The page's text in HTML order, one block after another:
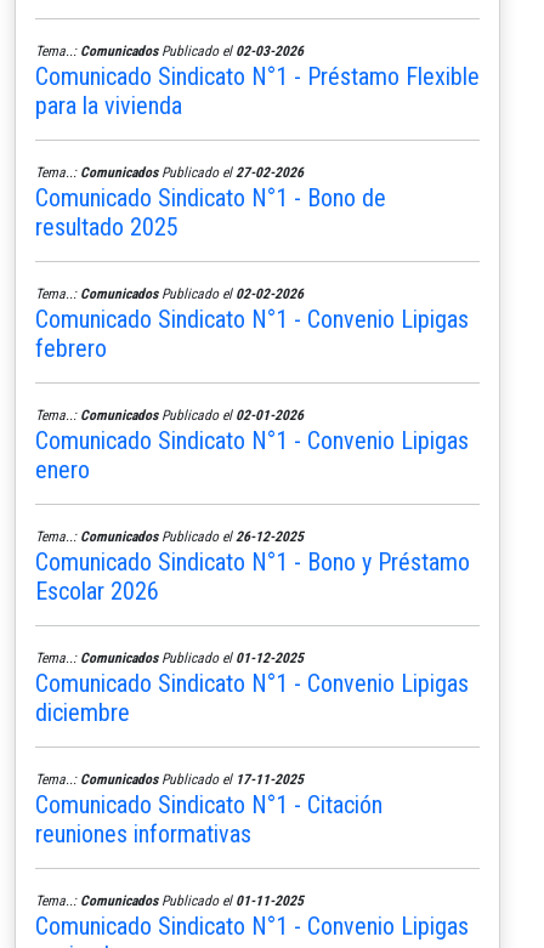
Tema..: ComunicadosPublicado el 02-03-2026
Comunicado Sindicato N°1 - Préstamo Flexible
para la vivienda
Tema..: ComunicadosPublicado el 27-02-2026
Comunicado Sindicato N°1 - Bono de
resultado 2025
Tema..: ComunicadosPublicado el 02-02-2026
Comunicado Sindicato N°1 - Convenio Lipigas
febrero
Tema..: ComunicadosPublicado el 02-01-2026
Comunicado Sindicato N°1 - Convenio Lipigas
enero
Tema..: ComunicadosPublicado el 26-12-2025
Comunicado Sindicato N°1 - Bono y Préstamo
Escolar 2026
Tema..: ComunicadosPublicado el 01-12-2025
Comunicado Sindicato N°1 - Convenio Lipigas
diciembre
Tema..: ComunicadosPublicado el 17-11-2025
Comunicado Sindicato N°1 - Citación
reuniones informativas
Tema..: ComunicadosPublicado el 01-11-2025
Comunicado Sindicato N°1 - Convenio Lipigas